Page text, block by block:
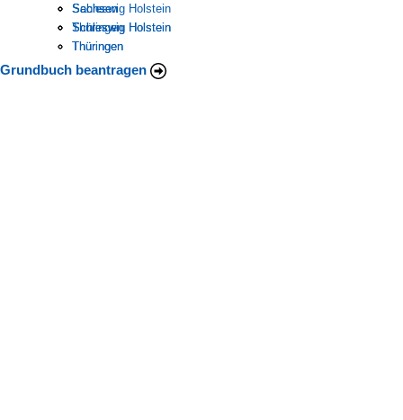
Schleswig Holstein
Thüringen
Grundbuch beantragen
Sachsen
Schleswig Holstein
Thüringen
Sachsen
Schleswig Holstein
Thüringen